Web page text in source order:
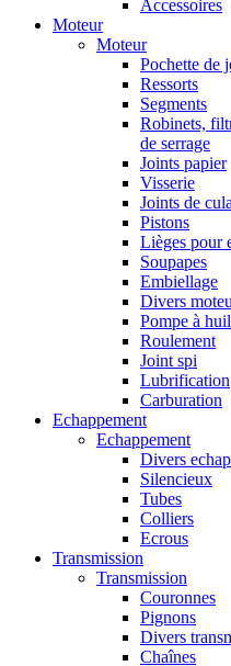
Accessoires
Moteur
Moteur
Pochette de
Ressorts
Segments
Robinets,
de serrage
Joints papier
Visserie
Joints de
Pistons
Lièges pour
Soupapes
Embiellage
Divers
Pompe à
Roulement
Joint spi
Lubrification
Carburation
Echappement
Echappement
Divers
Silencieux
Tubes
Colliers
Ecrous
Transmission
Transmission
Couronnes
Pignons
Divers
Chaînes